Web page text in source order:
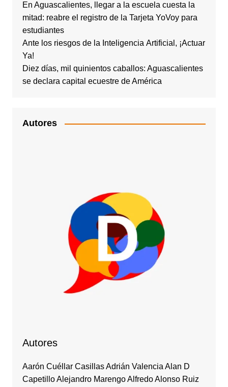
En Aguascalientes, llegar a la escuela cuesta la
mitad: reabre el registro de la Tarjeta YoVoy para
estudiantes
Ante los riesgos de la Inteligencia Artificial, ¡Actuar
Ya!
Diez días, mil quinientos caballos: Aguascalientes
se declara capital ecuestre de América
Autores
Autores
Aarón Cuéllar Casillas Adrián Valencia Alan D
Capetillo Alejandro Marengo Alfredo Alonso Ruiz